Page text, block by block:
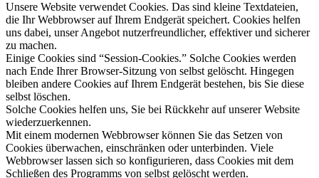
Unsere Website verwendet Cookies. Das sind kleine Textdateien,
die Ihr Webbrowser auf Ihrem Endgerät speichert. Cookies helfen
uns dabei, unser Angebot nutzerfreundlicher, effektiver und sicherer
zu machen.
Einige Cookies sind “Session-Cookies.” Solche Cookies werden
nach Ende Ihrer Browser-Sitzung von selbst gelöscht. Hingegen
bleiben andere Cookies auf Ihrem Endgerät bestehen, bis Sie diese
selbst löschen.
Solche Cookies helfen uns, Sie bei Rückkehr auf unserer Website
wiederzuerkennen.
Mit einem modernen Webbrowser können Sie das Setzen von
Cookies überwachen, einschränken oder unterbinden. Viele
Webbrowser lassen sich so konfigurieren, dass Cookies mit dem
Schließen des Programms von selbst gelöscht werden.